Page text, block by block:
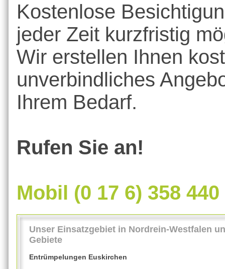
Kostenlose
jeder Zeit kurzfristig
Wir erstellen Ihnen
unverbindliches
Ihrem Bedarf.
Rufen Sie an!
Mobil (0 17 6) 358 440
Unser Einsatzgebiet in Nordrein-Westfalen
Gebiete
Entrümpelungen Euskirchen